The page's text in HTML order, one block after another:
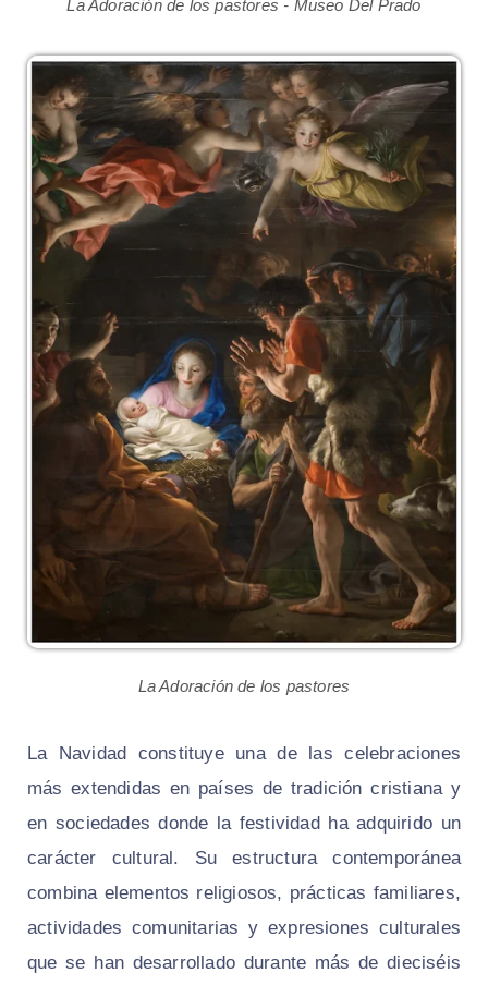
La Adoración de los pastores - Museo Del Prado
La Adoración de los pastores
La Navidad constituye una de las celebraciones
más extendidas en países de tradición cristiana y
en sociedades donde la festividad ha adquirido un
carácter cultural. Su estructura contemporánea
combina elementos religiosos, prácticas familiares,
actividades comunitarias y expresiones culturales
que se han desarrollado durante más de dieciséis